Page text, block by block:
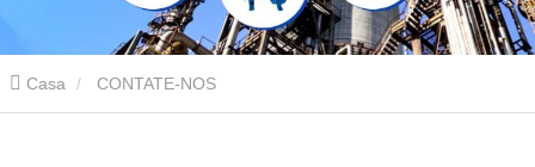
Casa CONTATE-NOS